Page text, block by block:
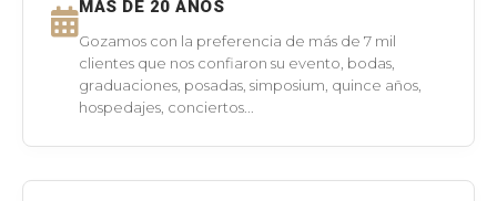
MÁS DE 20 AÑOS
Gozamos con la preferencia de más de 7 mil
clientes que nos confiaron su evento, bodas,
graduaciones, posadas, simposium, quince años,
hospedajes, conciertos...